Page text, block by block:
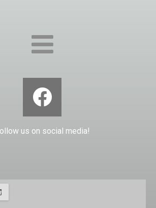
us on social media!